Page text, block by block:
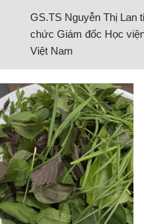
GS.TS Nguyễn Thị Lan
chức Giám đốc Học
Việt Nam